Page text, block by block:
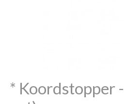
* Koordstopper -